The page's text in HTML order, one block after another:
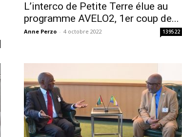
L’interco de Petite Terre élue au
programme AVELO2, 1er coup de...
Anne Perzo - 4 octobre 2022 139522